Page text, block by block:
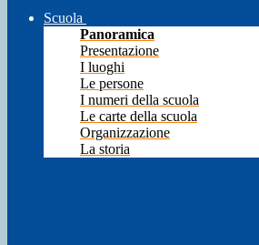
Scuola
Panoramica
Presentazione
I luoghi
Le persone
I numeri della scuola
Le carte della scuola
Organizzazione
La storia